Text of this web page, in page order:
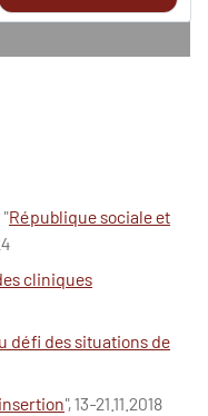
République sociale et
cliniques
défi des situations de
", 13-21.11.2018